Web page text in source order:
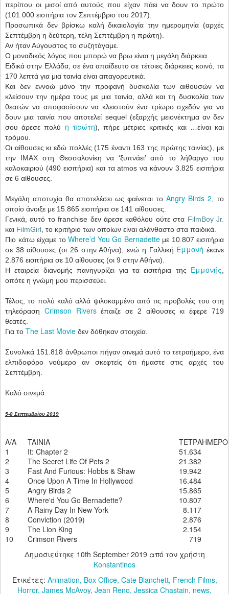
περίπου οι μισοί από αυτούς που είχαν πάει να δουν το πρώτο
(101.000 εισιτήρια τον Σεπτέμβριο του 2017).
Προσωπικά δεν βρίσκω καλή δικαιολογία την ημερομηνία (αρχές
Σεπτέμβρη η δεύτερη, τέλη Σεπτέμβρη η πρώτη).
Αν ήταν Αύγουστος το συζητάγαμε.
Ο μοναδικός λόγος που μπορώ να βρω είναι η μεγάλη διάρκεια.
Ειδικά στην Ελλάδα, σε ένα απαίδευτο σε τέτοιες διάρκειες κοινό, τα
170 λεπτά για μια ταινία είναι απαγορευτικά.
Και δεν εννοώ μόνο την προφανή δυσκολία των αιθουσών να
κλείσουν την ημέρα τους με μια ταινία, αλλά και τη δυσκολία των
θεατών να αποφασίσουν να κλειστούν ένα τρίωρο σχεδόν για να
δουν μια ταινία που αποτελεί sequel (εξαρχής μειονέκτημα αν δεν
σου άρεσε πολύ η πρώτη), πήρε μέτριες κριτικές και …είναι και
τρόμου.
Οι αίθουσες κι εδώ πολλές (175 έναντι 163 της πρώτης ταινίας), με
την IMAX στη Θεσσαλονίκη να ‘ξυπνάει’ από το λήθαργο του
καλοκαιριού (490 εισιτήρια) και τα atmos να κάνουν 3.825 εισιτήρια
σε 6 αίθουσες.
Μεγάλη αποτυχία θα αποτελέσει ως φαίνεται το Angry Birds 2 , το
οποίο άνοιξε με 15.865 εισιτήρια σε 141 αίθουσες.
Γενικά, αυτό το franchise δεν άρεσε καθόλου ούτε στα FilmBoy Jr.
και FilmGirl , το κριτήριο των οποίων είναι αλάνθαστο στα παιδικά.
Πιο κάτω είχαμε το Where’d You Go Bernadetteμε 10.807 εισιτήρια
σε 38 αίθουσες (οι 26 στην Αθήνα), ενώ η Γαλλική Εμμονή έκανε
2.876 εισιτήρια σε 10 αίθουσες (οι 9 στην Αθήνα).
Η εταιρεία διανομής πανηγυρίζει για τα εισιτήρια της Εμμονής
οπότε η γνώμη μου περισσεύει.
Τέλος, το πολύ καλό αλλά ψιλοκαμμένο από τις προβολές του στη
τηλεόραση Crimson Riversέπαιζε σε 2 αίθουσες κι έφερε 719
θεατές.
Για το The Last Movie δεν δόθηκαν στοιχεία.
Συνολικά 151.818 άνθρωποι πήγαν σινεμά αυτό το τετραήμερο, ένα
ελπιδοφόρο νούμερο αν σκεφτείς ότι ήμαστε στις αρχές του
Σεπτέμβρη.
Καλό σινεμά.
5-8 Σεπτεμβρίου 2019
A/A TAINIA
ΤΕΤΡΑΗΜΕΡΟ
1
It: Chapter 2
51.634
2
The Secret Life Of Pets 2
21.382
3
Fast And Furious: Hobbs & Shaw
19.942
4
Once Upon A Time In Hollywood
16.484
5
Angry Birds 2
15.865
6
Where'd You Go Bernadette?
10.807
7
A Rainy Day In New York
8.117
8
Conviction (2019)
2.876
9
The Lion King
2.154
10
Crimson Rivers
719
Δημοσιεύτηκε 10th September 2019 από τον χρήστη
Konstantinos
Ετικέτες: Animation Box Office Cate Blanchett French Films
Horror James McAvoy Jean Reno Jessica Chastain news